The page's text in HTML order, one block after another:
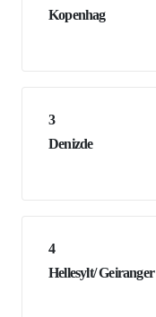
Kopenhag
3
Denizde
4
Hellesylt/ Geiranger